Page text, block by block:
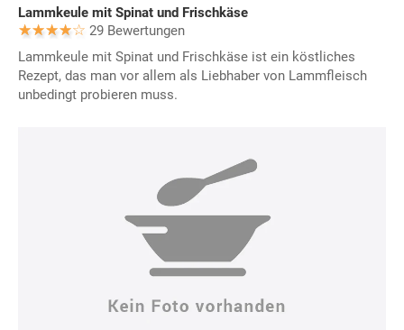
Lammkeule mit Spinat und Frischkäse
29 Bewertungen
Lammkeule mit Spinat und Frischkäse ist ein köstliches
Rezept, das man vor allem als Liebhaber von Lammfleisch
unbedingt probieren muss.